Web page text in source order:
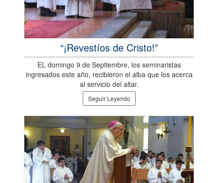
“¡Revestíos de Cristo!”
EL domingo 9 de Septiembre, los seminaristas
ingresados este año, recibieron el alba que los acerca
al servicio del altar.
Seguir Leyendo